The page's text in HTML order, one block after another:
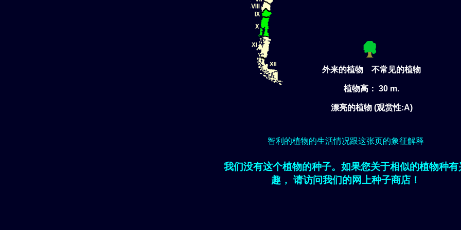
外来的植物 不常见的植物
植物高： 30 m.
漂亮的植物 (观赏性:A)
智利的植物的生活情况跟这张页的象征解释
我们没有这个植物的种子。如果您关于相似的植物种有
趣， 请访问我们的网上种子商店！